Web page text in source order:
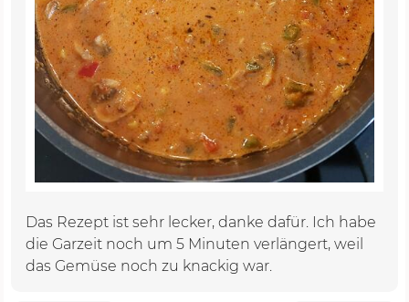
Das Rezept ist sehr lecker, danke dafür. Ich habe
die Garzeit noch um 5 Minuten verlängert, weil
das Gemüse noch zu knackig war.